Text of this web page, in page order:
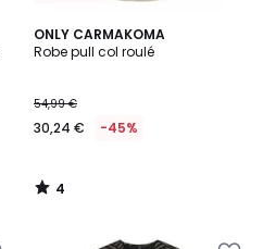
ONLY CARMAKOMA
Robe pull col roulé
54,99 €
30,24 € -45%
4
/
4
/